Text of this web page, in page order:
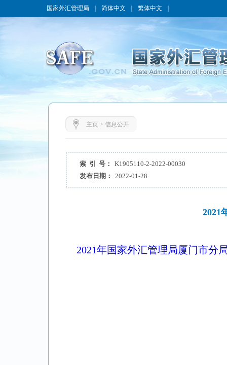
国家外汇管理局 简体中文 繁体中文
主页> 信息公开
索 引 号：
K1905110-2-2022-00030
发布日期：
2022-01-28
2021
2021年国家外汇管理局厦门市分